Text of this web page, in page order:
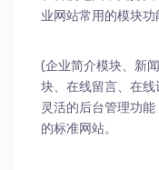
业网站常用的模块功
(企业简介模块、新
块、在线留言、在
灵活的后台管理功
的标准网站。